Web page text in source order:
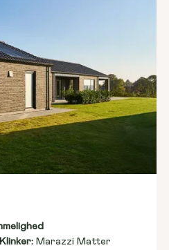
Klinker: Marazzi Matter